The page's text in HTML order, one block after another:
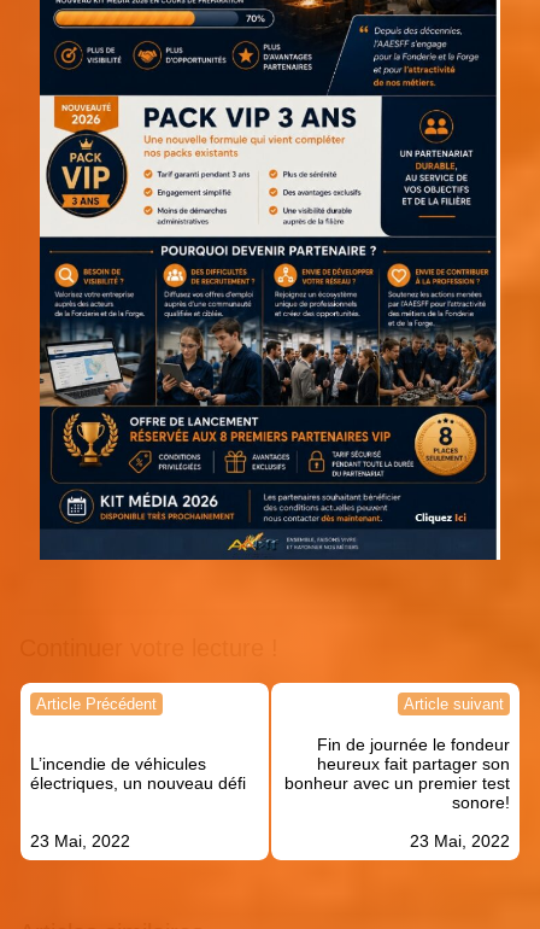
Navigation
l’article
Article Précédent
L’incendie de véhicules
électriques, un nouveau défi
23 Mai, 2022
Article suivant
Fin de journée le fondeur
heureux fait partager son
bonheur avec un premier test
sonore!
23 Mai, 2022